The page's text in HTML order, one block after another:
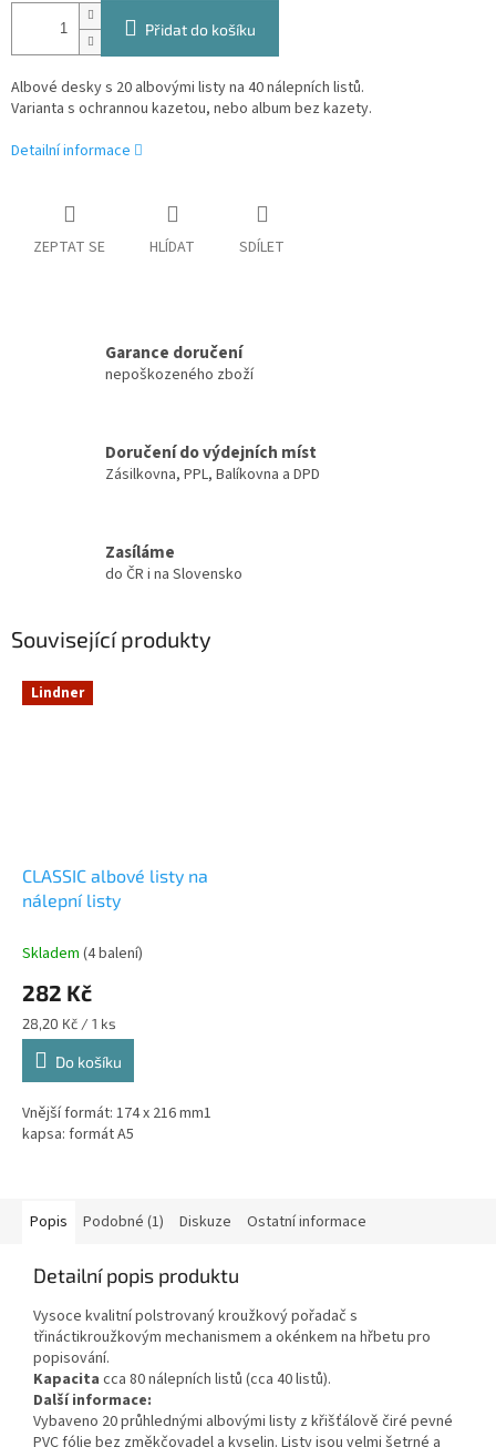
Přidat do košíku
Albové desky s 20 albovými listy na 40 nálepních listů.
Varianta s ochrannou kazetou, nebo album bez kazety.
Detailní informace
ZEPTAT SE HLÍDAT SDÍLET
Garance doručení
nepoškozeného zboží
Doručení do výdejních míst
Zásilkovna, PPL, Balíkovna a DPD
Zasíláme
do ČR i na Slovensko
Související produkty
Lindner
CLASSIC albové listy na
nálepní listy
Skladem (4 balení)
282 Kč
Měrná
cena:
28,20 Kč / 1 ks
Do košíku
Vnější formát: 174 x 216 mm1
kapsa: formát A5
Popis Podobné (1) Diskuze Ostatní informace
Detailní popis produktu
Vysoce kvalitní polstrovaný kroužkový pořadač s
třináctikroužkovým mechanismem a okénkem na hřbetu pro
popisování.
Kapacita cca 80 nálepních listů (cca 40 listů).
Další informace:
Vybaveno 20 průhlednými albovými listy z křišťálově čiré pevné
PVC fólie bez změkčovadel a kyselin. Listy jsou velmi šetrné a